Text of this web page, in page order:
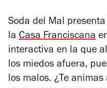
Soda del Mal
la Casa Franciscana
interactiva en la que
los miedos afuera,
los malos. ¿Te